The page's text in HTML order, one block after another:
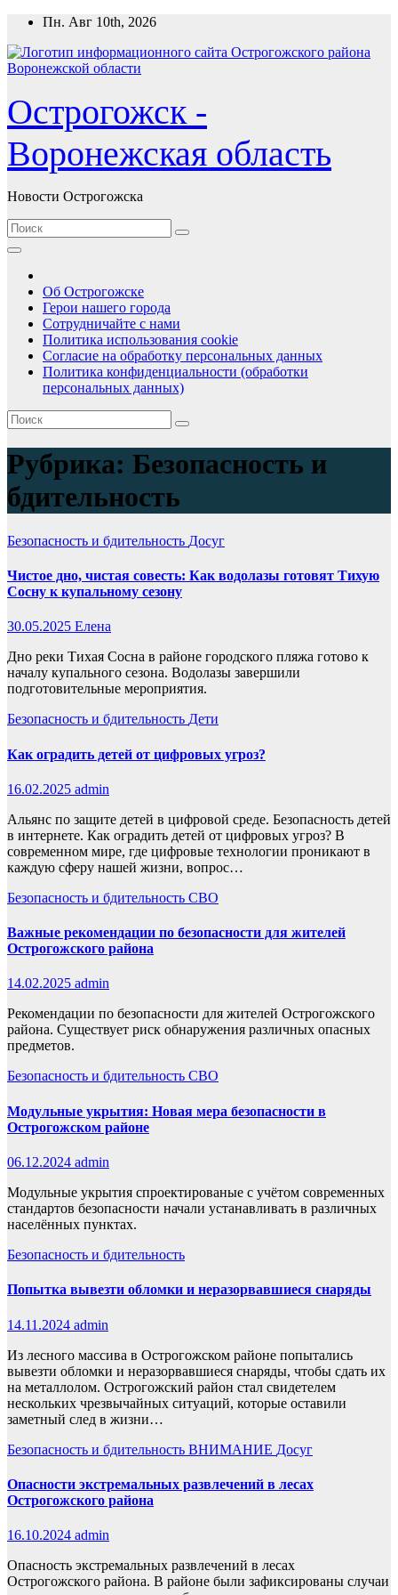
Перейти
содержимому
Пн. Авг 10th, 2026
Острогожск -
Воронежская область
Новости Острогожска
Об Острогожске
Герои нашего города
Сотрудничайте с нами
Политика использования cookie
Согласие на обработку персональных данных
Политика конфиденциальности (обработки
персональных данных)
Рубрика: Безопасность и
бдительность
Безопасность и бдительность Досуг
Чистое дно, чистая совесть: Как водолазы готовят Тихую
Сосну к купальному сезону
30.05.2025 Елена
Дно реки Тихая Сосна в районе городского пляжа готово к
началу купального сезона. Водолазы завершили
подготовительные мероприятия.
Безопасность и бдительность Дети
Как оградить детей от цифровых угроз?
16.02.2025 admin
Альянс по защите детей в цифровой среде. Безопасность детей
в интернете. Как оградить детей от цифровых угроз? В
современном мире, где цифровые технологии проникают в
каждую сферу нашей жизни, вопрос…
Безопасность и бдительность СВО
Важные рекомендации по безопасности для жителей
Острогожского района
14.02.2025 admin
Рекомендации по безопасности для жителей Острогожского
района. Существует риск обнаружения различных опасных
предметов.
Безопасность и бдительность СВО
Модульные укрытия: Новая мера безопасности в
Острогожском районе
06.12.2024 admin
Модульные укрытия спроектированые с учётом современных
стандартов безопасности начали устанавливать в различных
населённых пунктах.
Безопасность и бдительность
Попытка вывезти обломки и неразорвавшиеся снаряды
14.11.2024 admin
Из лесного массива в Острогожском районе попытались
вывезти обломки и неразорвавшиеся снаряды, чтобы сдать их
на металлолом. Острогожский район стал свидетелем
нескольких чрезвычайных ситуаций, которые оставили
заметный след в жизни…
Безопасность и бдительность ВНИМАНИЕ Досуг
Опасности экстремальных развлечений в лесах
Острогожского района
16.10.2024 admin
Опасность экстремальных развлечений в лесах
Острогожского района. В районе были зафиксированы случаи